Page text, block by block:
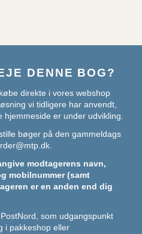
DENNE BOG?
direkte i vores webshop
vi tidligere har anvendt,
hjemmeside er under udvikling.
bøger på den gammeldags
.
modtagerens navn,
mobilnummer (samt
er en anden end dig
som udgangspunkt
i pakkeshop eller